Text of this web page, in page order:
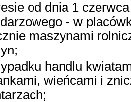
od dnia 1
- w
maszynami
handlu
wieńcami i